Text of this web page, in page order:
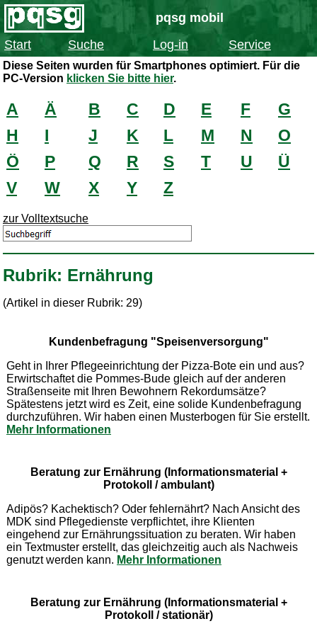
pqsg mobil
Start
Suche Log-in Service
Diese Seiten wurden für Smartphones optimiert. Für die
PC-Version klicken Sie bitte hier.
A Ä B C D E F
G
H
I J K L M N
O
Ö
P Q R S T U
Ü
V
W X Y Z
zur Volltextsuche
Rubrik: Ernährung
(Artikel in dieser Rubrik: 29)
Kundenbefragung "Speisenversorgung"
Geht in Ihrer Pflegeeinrichtung der Pizza-Bote ein und aus?
Erwirtschaftet die Pommes-Bude gleich auf der anderen
Straßenseite mit Ihren Bewohnern Rekordumsätze?
Spätestens jetzt wird es Zeit, eine solide Kundenbefragung
durchzuführen. Wir haben einen Musterbogen für Sie erstellt.
Mehr Informationen
Beratung zur Ernährung (Informationsmaterial +
Protokoll / ambulant)
Adipös? Kachektisch? Oder fehlernährt? Nach Ansicht des
MDK sind Pflegedienste verpflichtet, ihre Klienten
eingehend zur Ernährungssituation zu beraten. Wir haben
ein Textmuster erstellt, das gleichzeitig auch als Nachweis
genutzt werden kann. Mehr Informationen
Beratung zur Ernährung (Informationsmaterial +
Protokoll / stationär)